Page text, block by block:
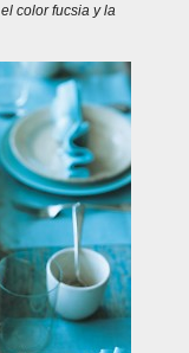
color fucsia y la